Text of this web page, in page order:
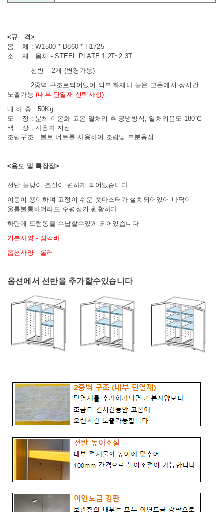
<규 격>
몸 체 : W1500 * D860 * H1725
소 재 : 몸체 - STEEL PLATE 1.2T~2.3T
선반 – 2개 (변경가능)
2중벽 구조로되어있어 외부 화재나 높은 고온에서 장시간
노출가능(내부 단열재 선택사항)
내 하 중 : 50Kg
도 장 : 분체 이온화 고온 열처리 후 공냉방식, 열처리온도 180℃
색 상 : 사용자 지정
조립구조 : 볼트 너트를 사용하여 조립및 부분용접
<용도 및 특장점>
선반 높낮이 조절이 편하게 되어있습니다
이동이 용이하며 고정이 쉬운 풋마스터가 설치되어있어 바닥이
울퉁불퉁하더라도 수평잡기 원활하다.
하단에 드럼통을 수납할수있게 되어있습니다
기본사양 - 삼각바
옵션사양 - 롤러
옵션에서 선반을 추가할수있습니다